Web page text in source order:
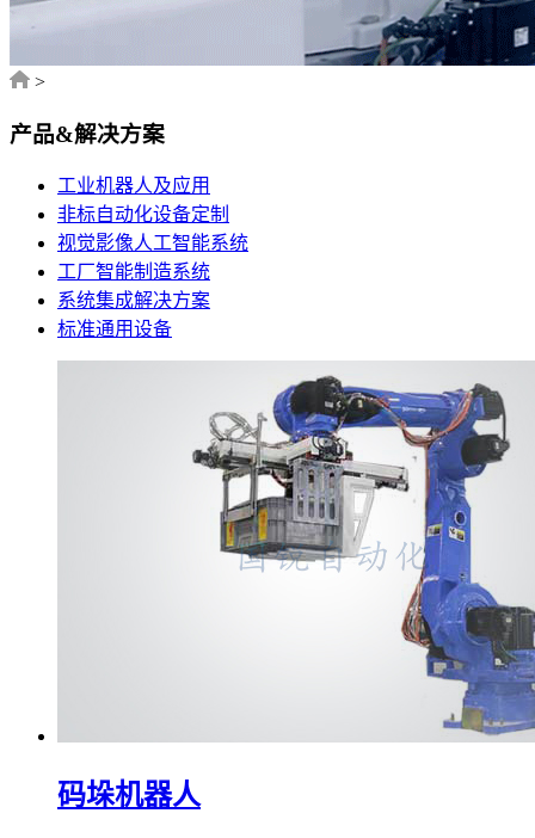
>
产品&解决方案
工业机器人及应用
非标自动化设备定制
视觉影像人工智能系统
工厂智能制造系统
系统集成解决方案
标准通用设备
码垛机器人